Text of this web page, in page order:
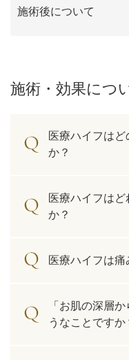
アクセス
施術後について
施術・効果につ
医療ハイフは
か？
医療ハイフは
か？
医療ハイフは痛
「お肌の深層
うなことですか